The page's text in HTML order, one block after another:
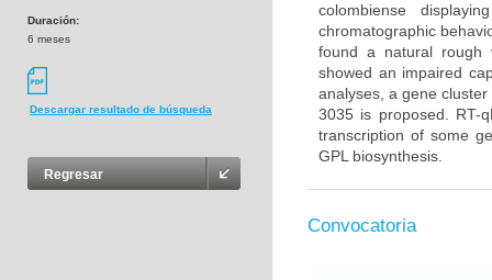
Duración:
6 meses
Descargar resultado de búsqueda
Regresar
colombiense
chromatographic
found a natural rough
showed an impaired
analyses, a gene
3035 is proposed. RT-
transcription of some
GPL biosynthesis.
Convocatoria